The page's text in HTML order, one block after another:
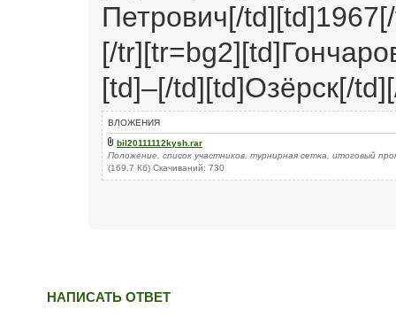
Петрович[/
[/
[td]–[/td][td]Озёрск[/
ВЛОЖЕНИЯ
bil20111112kysh.rar
Положение, список участников, турнирная сетка, итоговый
(169.7 Кб) Скачиваний: 730
НАПИСАТЬ ОТВЕТ